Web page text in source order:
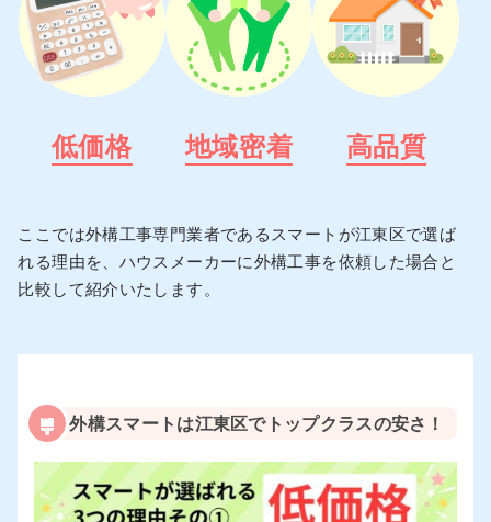
低価格 地域密着 高品質
ここでは外構工事専門業者であるスマートが江東区で選ば
れる理由を、ハウスメーカーに外構工事を依頼した場合と
比較して紹介いたします。
外構スマートは江東区でトップクラスの安さ！